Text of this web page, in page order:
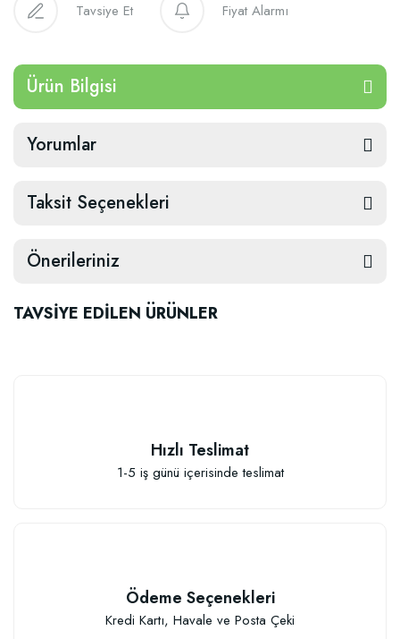
Tavsiye Et Fiyat Alarmı
Ürün Bilgisi
Yorumlar
Taksit Seçenekleri
Önerileriniz
TAVSİYE EDİLEN ÜRÜNLER
146,77 TL
Hızlı Teslimat
1-5 iş günü içerisinde teslimat
Ödeme Seçenekleri
Kredi Kartı, Havale ve Posta Çeki